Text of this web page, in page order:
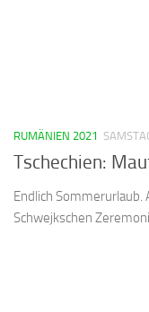
RUMÄNIEN 2021
Tschechien:
Endlich
Schwejkschen